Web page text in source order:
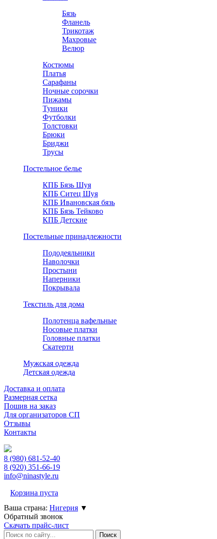
Бязь
Фланель
Трикотаж
Махровые
Велюр
Костюмы
Платья
Сарафаны
Ночные сорочки
Пижамы
Туники
Футболки
Толстовки
Брюки
Бриджи
Трусы
Постельное белье
КПБ Бязь Шуя
КПБ Ситец Шуя
КПБ Ивановская бязь
КПБ Бязь Тейково
КПБ Детские
Постельные принадлежности
Пододеяльники
Наволочки
Простыни
Наперники
Покрывала
Текстиль для дома
Полотенца вафельные
Носовые платки
Головные платки
Скатерти
Мужская одежда
Детская одежда
Доставка и оплата
Размерная сетка
Пошив на заказ
Для организаторов СП
Отзывы
Контакты
8 (980) 681-52-40
8 (920) 351-66-19
info@ninastyle.ru
Корзина пуста
Ваша страна: Нигерия ▼
Обратный звонок
Скачать прайс-лист